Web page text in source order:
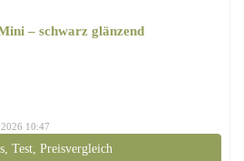
– schwarz glänzend
10:47
Test, Preisvergleich